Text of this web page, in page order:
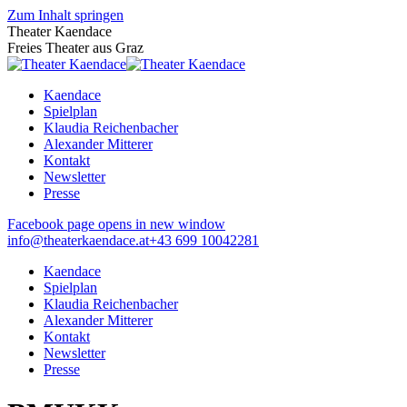
Zum Inhalt springen
Theater Kaendace
Freies Theater aus Graz
Kaendace
Spielplan
Klaudia Reichenbacher
Alexander Mitterer
Kontakt
Newsletter
Presse
Facebook page opens in new window
info@theaterkaendace.at‭+43 699 10042281‬
Kaendace
Spielplan
Klaudia Reichenbacher
Alexander Mitterer
Kontakt
Newsletter
Presse